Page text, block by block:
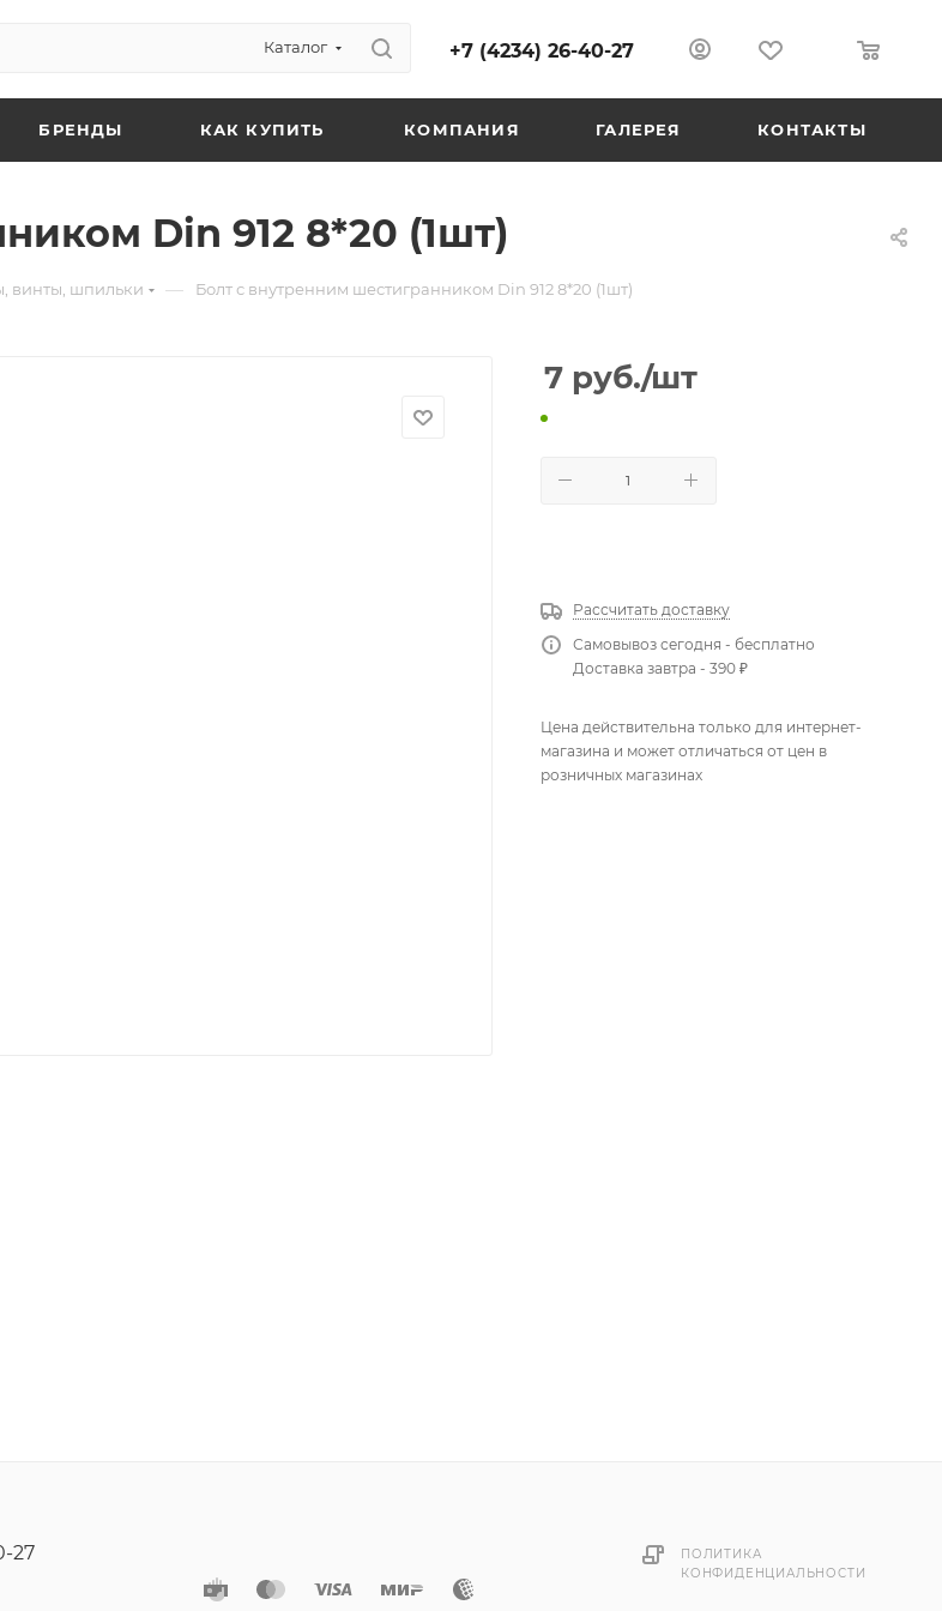
Каталог +7 (4234) 26-40-27
БРЕНДЫ КАК КУПИТЬ КОМПАНИЯ ГАЛЕРЕЯ КОНТАКТЫ
Din 912 8*20 (1шт)
винты, шпильки — Болт с внутренним шестигранником Din 912 8*20 (1шт)
7 руб./шт
Рассчитать доставку
Самовывоз сегодня - бесплатно
Доставка завтра - 390 ₽
Цена действительна только для интернет-
магазина и может отличаться от цен в
розничных магазинах
27
ПОЛИТИКА
КОНФИДЕНЦИАЛЬНОСТИ